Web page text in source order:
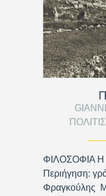
ΦΙΛΟΣΟΦΙΑ
Περιήγηση:
Φραγκούλης